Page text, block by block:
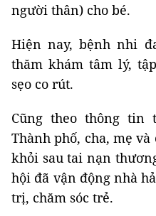
người thân) cho bé.
Hiện nay, bệnh nhi
thăm khám tâm lý,
sẹo co rút.
Cũng theo thông tin
Thành phố, cha, mẹ
khỏi sau tai nạn
hội đã vận động nhà
trị, chăm sóc trẻ.